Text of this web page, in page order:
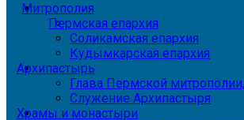
Митрополия
Пермская епархия
Соликамская епархия
Кудымкарская епархия
Архипастырь
Глава Пермской
Служение Архипастыря
Храмы и монастыри